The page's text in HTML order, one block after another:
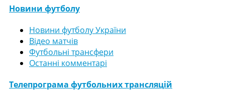
Новини футболу
Новини футболу України
Відео матчів
Футбольні трансфери
Останні комментарі
Телепрограма футбольних трансляцій